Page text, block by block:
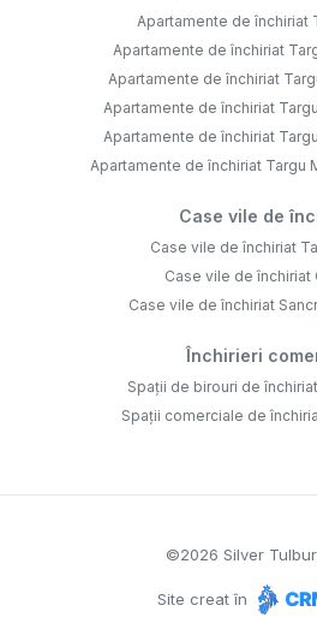
Apartamente de închiriat
Apartamente de închiriat
Apartamente de închiriat
Apartamente de închiriat
Apartamente de închiriat
Apartamente de închiriat Targu
Case vile de
Case vile de închiriat
Case vile de închiriat
Case vile de închiriat
Închirieri
Spații de birouri de
Spații comerciale de
©2026 Silver
Site creat în